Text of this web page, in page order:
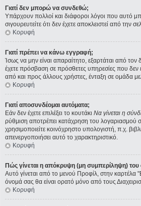
Γιατί δεν μπορώ να συνδεθώ;
Υπάρχουν πολλοί και διάφοροι λόγοι που αυτό
σιγουρευτείτε ότι δεν έχετε αποκλειστεί από την
Κορυφή
Γιατί πρέπει να κάνω εγγραφή;
Ίσως να μην είναι απαραίτητο, εξαρτάται από
έχετε πρόσβαση σε πρόσθετες υπηρεσίες που
από και προς άλλους χρήστες, ένταξη σε ομάδα
Κορυφή
Γιατί αποσυνδέομαι αυτόματα;
Εάν δεν έχετε επιλέξει το κουτάκιΝα γίνεται η
ρύθμιση αποτρέπει κατάχρηση του λογαριασμού
χρησιμοποιείτε κοινόχρηστο υπολογιστή, π.χ.
απενεργοποιήσει αυτό το χαρακτηριστικό.
Κορυφή
Πώς γίνεται η απόκρυψη (μη συμπερίληψη)
Αυτό γίνεται από το μενού Προφίλ, στην καρτέλα
όνομά σας θα είναι ορατό μόνο από τους
Κορυφή